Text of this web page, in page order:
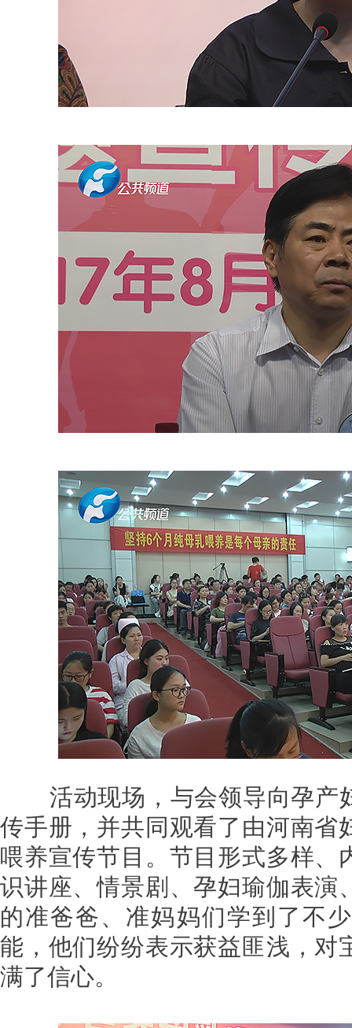
活动现场，与会领导向孕产
传手册，并共同观看了由河南省
喂养宣传节目。节目形式多样、
识讲座、情景剧、孕妇瑜伽表演
的准爸爸、准妈妈们学到了不
能，他们纷纷表示获益匪浅，对
满了信心。